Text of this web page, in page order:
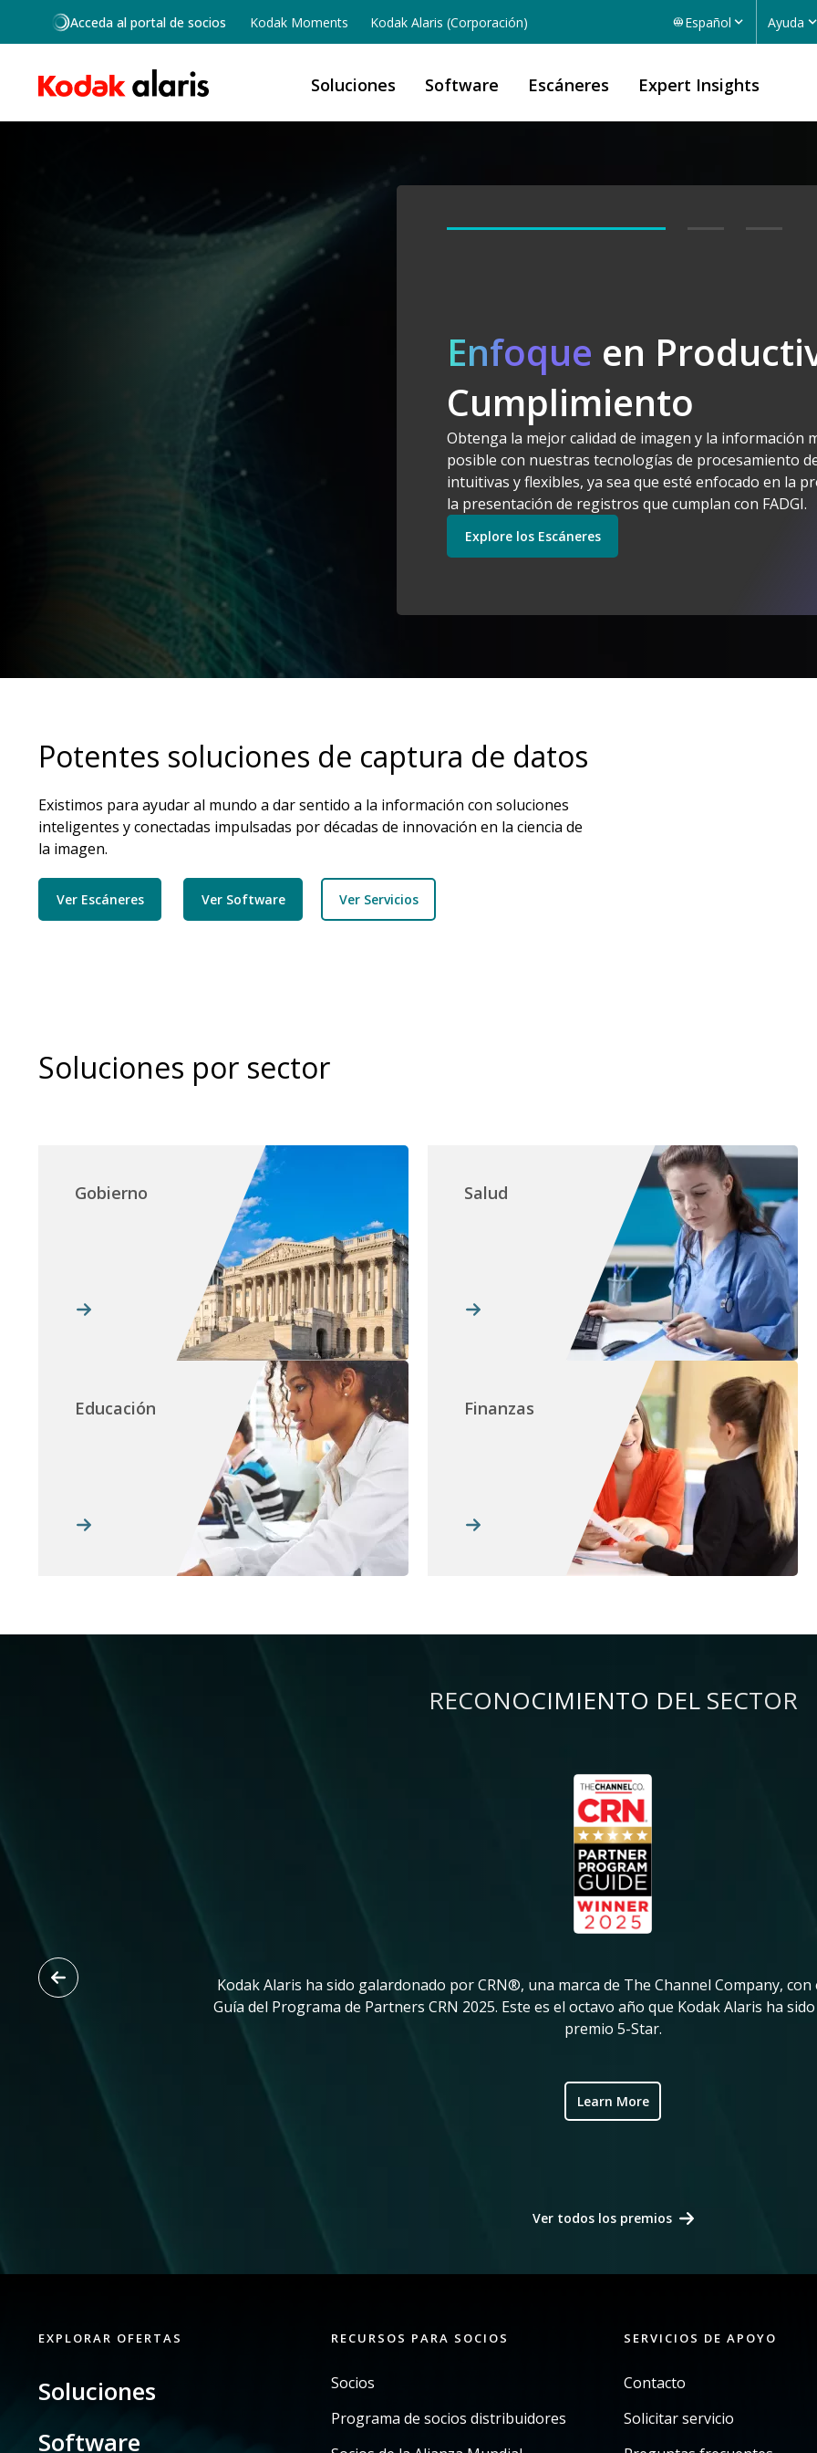
Skip to main content
Acceda al portal de socios Kodak Moments Kodak Alaris (Corporación) Español Ayuda
Soluciones Software Escáneres Expert Insights
Enfoque en
Cumplimiento
Obtenga la mejor calidad de imagen y la información
posible con nuestras tecnologías de procesamiento
intuitivas y flexibles, ya sea que esté enfocado en la
la presentación de registros que cumplan con FADGI.
Explore los Escáneres
Software
Empiece
sentido
Explore Software Explore los Escáneres
Explore los Servicios
Potentes soluciones de captura de datos
Existimos para ayudar al mundo a dar sentido a la información con soluciones
inteligentes y conectadas impulsadas por décadas de innovación en la ciencia de
la imagen.
Ver Escáneres Ver Software Ver Servicios
Soluciones por sector
Gobierno Salud
Educación Finanzas
RECONOCIMIENTO DEL SECTOR
Kodak Alaris ha sido galardonado por CRN®, una marca de The Channel Company,
Guía del Programa de Partners CRN 2025. Este es el octavo año que Kodak Alaris ha
premio 5-Star.
Learn More
Ver todos los premios
EXPLORAR OFERTAS
Soluciones
Software
RECURSOS PARA SOCIOS
Socios
Programa de socios distribuidores
SERVICIOS DE APOYO
Contacto
Solicitar servicio